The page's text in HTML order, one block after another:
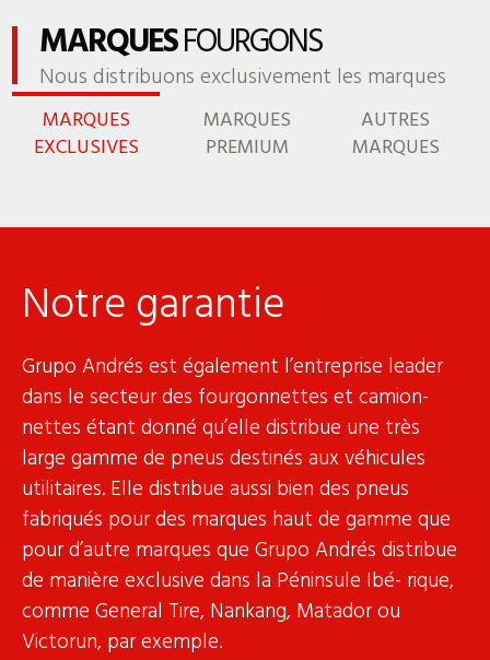
MARQUESFOURGONS
Nous distribuons exclusivement les marques
MARQUES
EXCLUSIVES
MARQUES
PREMIUM
AUTRES
MARQUES
Notre garantie
Grupo Andrés est également l’entreprise leader
dans le secteur des fourgonnettes et camion-
nettes étant donné qu’elle distribue une très
large gamme de pneus destinés aux véhicules
utilitaires. Elle distribue aussi bien des pneus
fabriqués pour des marques haut de gamme que
pour d’autre marques que Grupo Andrés distribue
de manière exclusive dans la Péninsule Ibé- rique,
comme General Tire, Nankang, Matador ou
Victorun, par exemple.